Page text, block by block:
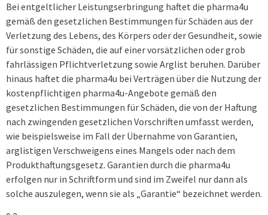
Bei entgeltlicher Leistungserbringung haftet die pharma4u
gemäß den gesetzlichen Bestimmungen für Schäden aus der
Verletzung des Lebens, des Körpers oder der Gesundheit, sowie
für sonstige Schäden, die auf einer vorsätzlichen oder grob
fahrlässigen Pflichtverletzung sowie Arglist beruhen. Darüber
hinaus haftet die pharma4u bei Verträgen über die Nutzung der
kostenpflichtigen pharma4u-Angebote gemäß den
gesetzlichen Bestimmungen für Schäden, die von der Haftung
nach zwingenden gesetzlichen Vorschriften umfasst werden,
wie beispielsweise im Fall der Übernahme von Garantien,
arglistigen Verschweigens eines Mangels oder nach dem
Produkthaftungsgesetz. Garantien durch die pharma4u
erfolgen nur in Schriftform und sind im Zweifel nur dann als
solche auszulegen, wenn sie als „Garantie“ bezeichnet werden.